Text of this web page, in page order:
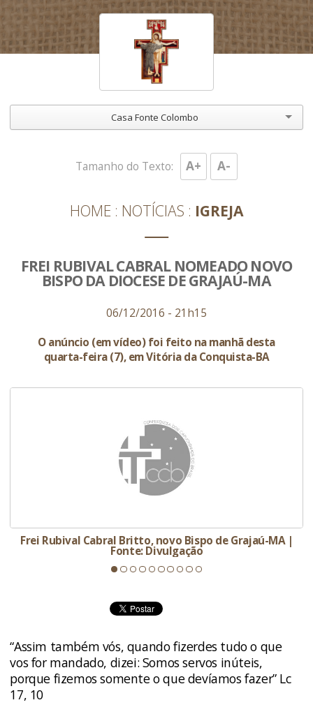
Casa Fonte Colombo
HOME NOTÍCIAS IGREJA
Tamanho do Texto: A+ A-
FREI RUBIVAL CABRAL NOMEADO NOVO
BISPO DA DIOCESE DE GRAJAÚ-MA
06/12/2016 - 21h15
O anúncio (em vídeo) foi feito na manhã desta
quarta-feira (7), em Vitória da Conquista-BA
Frei Rubival Cabral Britto, novo Bispo de Grajaú-MA |
Fonte: Divulgação
“Assim também vós, quando fizerdes tudo o que
vos for mandado, dizei: Somos servos inúteis,
porque fizemos somente o que devíamos fazer” Lc
17, 10